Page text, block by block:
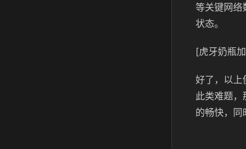
等关键网络
状态。
[虎牙奶瓶
好了，以上
此类难题
的畅快，同